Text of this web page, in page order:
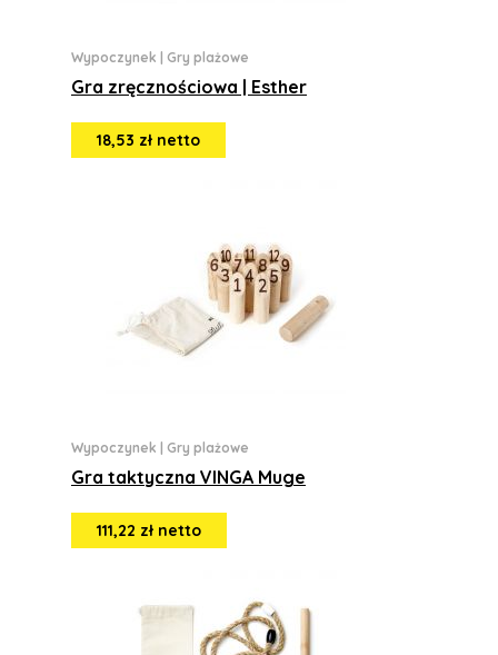
Wypoczynek Gry plażowe
Gra zręcznościowa | Esther
18,53 zł netto
Wypoczynek Gry plażowe
Gra taktyczna VINGA Muge
111,22 zł netto